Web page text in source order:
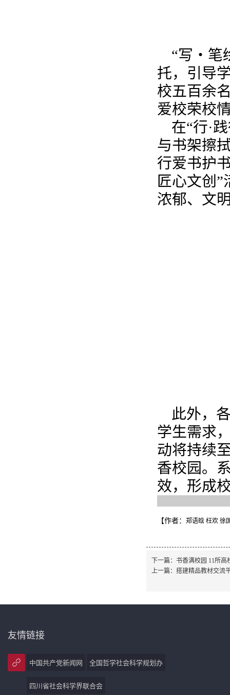
“写・笔
托，引导
校五百余
爱校荣校
在“行·
与书架擦
行爱书护
匠心文创
浓郁、文
此外，
学生需求
动将持续
香校园。
效，形成
【作者： 郑语晗 枉欢 徐
下一篇： 书香满校园 11所高
上一篇： 搭建精品教材交流
友情链接
中国共产党新闻网 全国哲学社会科学规划办
四川省社会科学界联合会